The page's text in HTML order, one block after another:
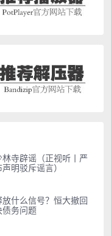
寺辟谣（正视听丨严
明驳斥谣言）
什么信号？恒大撤回
务问题